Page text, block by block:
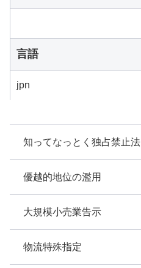
知ってなっとく独占禁止法
優越的地位の濫用
大規模小売業告示
物流特殊指定
言語
jpn